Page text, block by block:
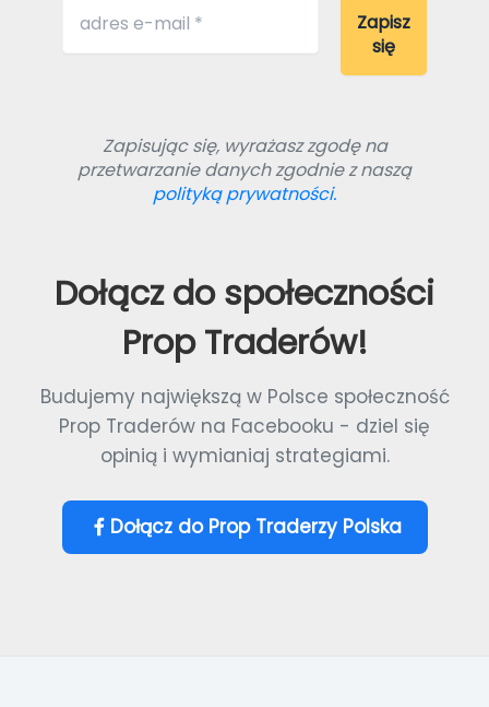
Zapisując się, wyrażasz zgodę na
przetwarzanie danych zgodnie z naszą
polityką prywatności.
Dołącz do społeczności
Prop Traderów!
Budujemy największą w Polsce społeczność
Prop Traderów na Facebooku - dziel się
opinią i wymianiaj strategiami.
Dołącz do Prop Traderzy Polska